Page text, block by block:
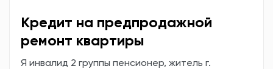
Кредит на предпродажной
ремонт квартиры
Я инвалид 2 группы пенсионер, житель г.